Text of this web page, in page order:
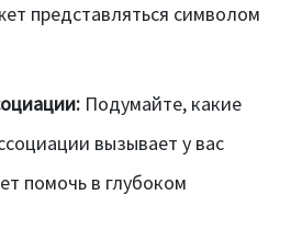
представляться символом
Подумайте, какие
вызывает у вас
помочь в глубоком